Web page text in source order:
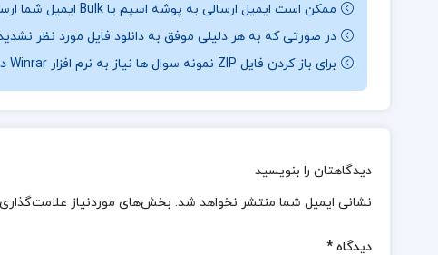
ممکن است ایمیل ارسالی به پوشه اسپم یا Bulk ایمیل شما ارسال شده باشد.
در صورتی که به هر دلیلی موفق به دانلود فایل مورد نظر
برای باز کردن فایل ZIP نمونه سوال ها نیاز به نرم افزار Winrar دارید.
دیدگاهتان را بنویسید
نشانی ایمیل شما منتشر نخواهد شد. بخش‌های موردنیاز
دیدگاه*